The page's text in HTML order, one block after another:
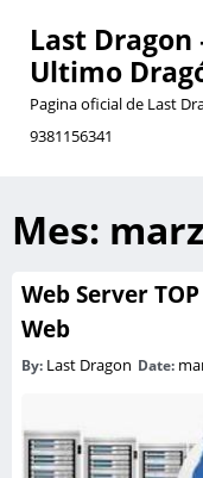
Last Dragon
Ultimo
Pagina oficial de Last
9381156341
Mes:
Web Server
Web
By: Last Dragon Date: